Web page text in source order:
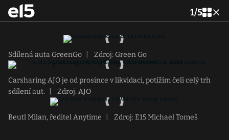
1/5
Sdílená auta GreenGo Zdroj: Green Go
Carsharing AJO je od prosince v likvidaci, potížím čelí celý trh
sdílení aut.
Zdroj: AJO
Beutl Milan, ředitel Anytime Zdroj: E15 Michael Tomeš